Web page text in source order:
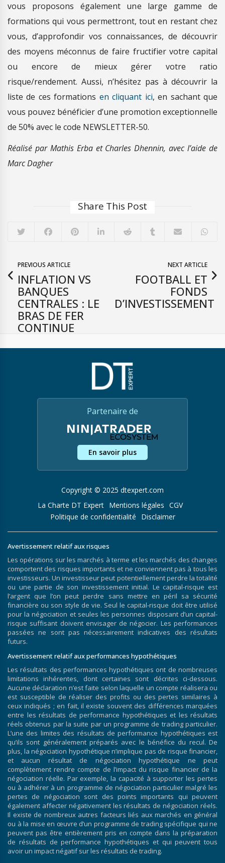
vous proposons également une large gamme de
formations qui vous permettront, tout en restant chez
vous, d’approfondir vos connaissances, de découvrir
des moyens méconnus de faire fructifier votre capital
ou encore de mieux gérer votre ratio
risque/rendement. Aussi, n’hésitez pas à découvrir la
liste de ces formations en cliquant ici, en sachant que
vous pouvez bénéficier d’une promotion exceptionnelle
de 50% avec le code NEWSLETTER-50.
Réalisé par Mathis Erba et Charles Dhennin, avec l’aide de
Marc Dagher
Share This Post
PREVIOUS ARTICLE
INFLATION VS
BANQUES
CENTRALES : LE
BRAS DE FER
CONTINUE
NEXT ARTICLE
FOOTBALL ET
FONDS
D’INVESTISSEMENT
Partenaire de
En savoir plus
Copyright © 2025 dtexpert.com
La Charte DT Expert
Mentions légales CGV
Politique de confidentialité
Disclaimer
Avertissement relatif aux risques
Les opérations sur les marchés à terme et les marchés des changes
comportent des risques importants et ne conviennent pas à tous les
investisseurs. Un investisseur peut potentiellement perdre la totalité
ou une partie de son investissement initial. Le capital-risque est
l’argent que l’on peut perdre sans mettre en péril sa sécurité
financière ou son style de vie. Seul le capital-risque doit être utilisé
pour la négociation et seules les personnes disposant d’un capital-
risque suffisant doivent envisager de négocier. Les performances
passées ne sont pas nécessairement indicatives des résultats
futurs.
Avertissement relatif aux performances hypothétiques
Les résultats des performances hypothétiques ont de nombreuses
limitations inhérentes, dont certaines sont décrites ci-dessous.
Aucune déclaration n’est faite selon laquelle un compte réalisera ou
est susceptible de réaliser des profits ou des pertes similaires à
ceux indiqués ; en fait, il existe souvent des différences marquées
entre les résultats de performance hypothétiques et les résultats
réels obtenus par la suite par un programme de trading particulier.
L’une des limites des résultats de performance hypothétiques est
qu’ils sont généralement préparés avec le bénéfice du recul. De
plus, la négociation hypothétique n’implique pas de risque financier,
et aucun résultat de négociation hypothétique ne peut
complètement rendre compte de l’impact du risque financier de la
négociation réelle. Par exemple, la capacité à supporter les pertes
ou à adhérer à un programme de négociation particulier malgré les
pertes de négociation sont des points importants qui peuvent
également affecter négativement les résultats de négociation réels.
Il existe de nombreux autres facteurs liés aux marchés en général
ou à la mise en œuvre d’un programme de trading spécifique qui ne
peuvent pas être entièrement pris en compte dans la préparation
de résultats de performance hypothétiques et qui peuvent tous
avoir un impact négatif sur les résultats de trading.